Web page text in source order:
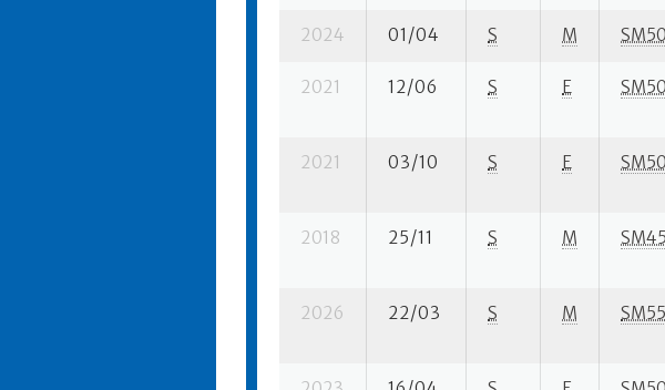
2024 01/04 S M SM50
2021 12/06 S E SM50
2021 03/10 S E SM50
2018 25/11 S M SM45
2026 22/03 S M SM55